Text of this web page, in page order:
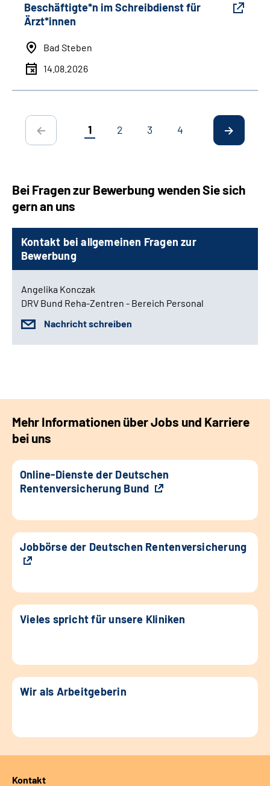
Beschäftigte*n im Schreibdienst für
Ärzt*innen
Bad Steben
14.08.2026
1 2 3 4
Bei Fragen zur Bewerbung wenden Sie sich
gern an uns
Kontakt bei allgemeinen Fragen zur
Bewerbung
Angelika Konczak
DRV Bund Reha-Zentren - Bereich Personal
Nachricht schreiben
Mehr Informationen über Jobs und Karriere
bei uns
Online-Dienste der Deutschen
Rentenversicherung Bund
Jobbörse der Deutschen Rentenversicherung
Vieles spricht für unsere Kliniken
Wir als Arbeitgeberin
Kontakt